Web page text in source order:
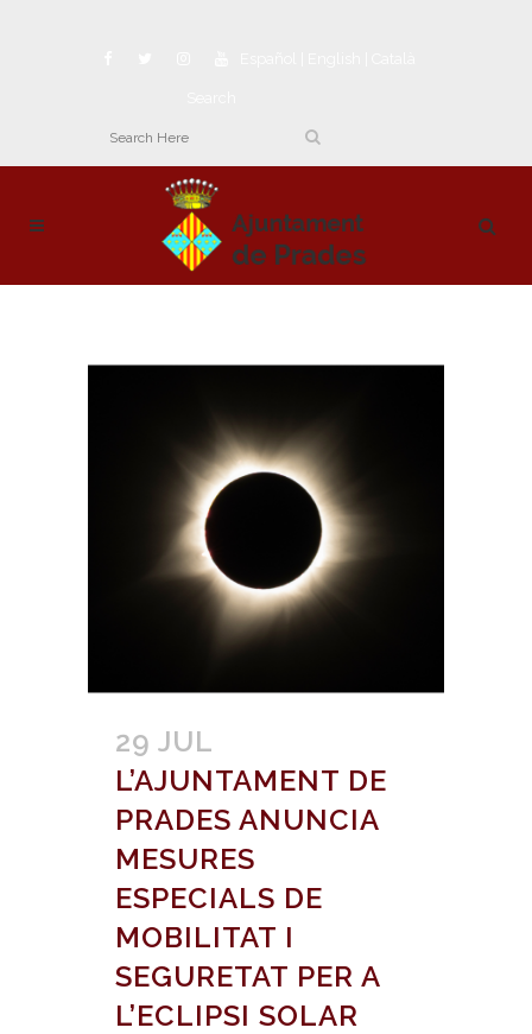
29 JUL
L’AJUNTAMENT DE
PRADES ANUNCIA
MESURES
ESPECIALS DE
MOBILITAT I
SEGURETAT PER A
L’ECLIPSI SOLAR